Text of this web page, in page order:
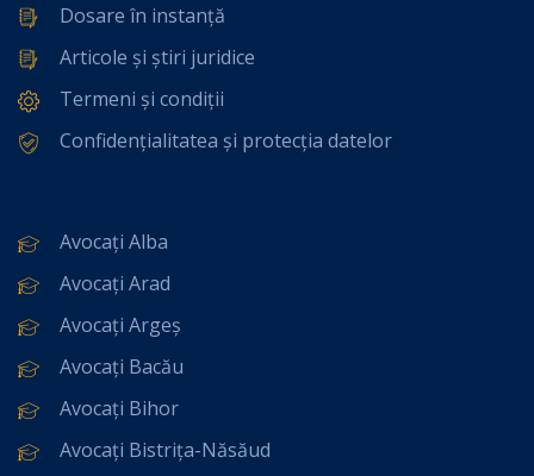
Dosare în instanță
Articole și știri juridice
Termeni și condiții
Confidențialitatea și protecția datelor
Avocați Alba
Avocați Arad
Avocați Argeș
Avocați Bacău
Avocați Bihor
Avocați Bistrița-Năsăud